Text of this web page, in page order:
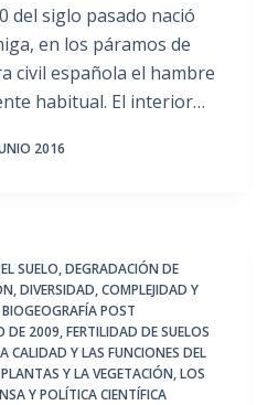
del siglo pasado nació
en los páramos de
civil española el hambre
habitual. El interior…
2016
SUELO,DEGRADACIÓN DE
,DIVERSIDAD, COMPLEJIDAD Y
POST
DE 2009,FERTILIDAD DE SUELOS
CALIDAD Y LAS FUNCIONES DEL
Y LA VEGETACIÓN,LOS
Y POLÍTICA CIENTÍFICA